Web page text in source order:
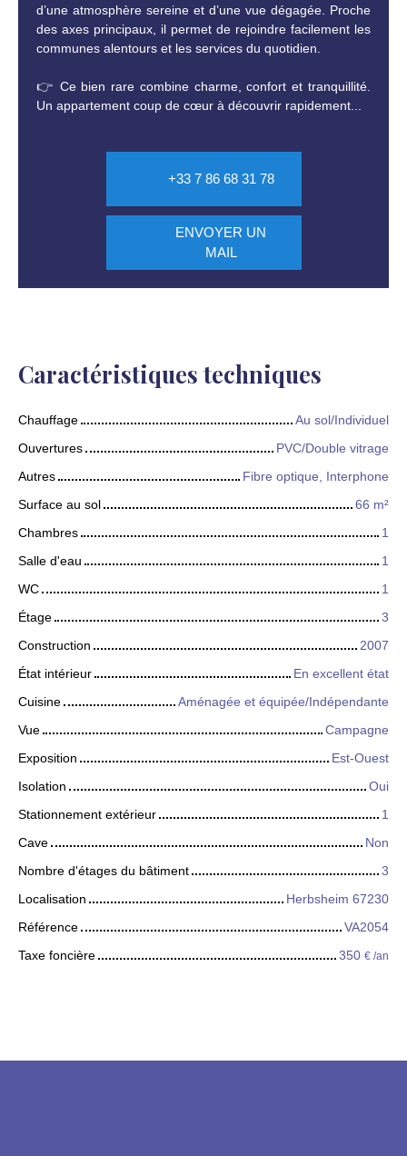
d’une atmosphère sereine et d’une vue dégagée. Proche
des axes principaux, il permet de rejoindre facilement les
communes alentours et les services du quotidien.
👉 Ce bien rare combine charme, confort et tranquillité.
Un appartement coup de cœur à découvrir rapidement...
+33 7 86 68 31 78
ENVOYER UN
MAIL
Caractéristiques techniques
Chauffage
Au sol/Individuel
Ouvertures
PVC/Double vitrage
Autres
Fibre optique, Interphone
Surface au sol
66 m²
Chambres
1
Salle d'eau
1
WC
1
Étage
3
Construction
2007
État intérieur
En excellent état
Cuisine
Aménagée et équipée/Indépendante
Vue
Campagne
Exposition
Est-Ouest
Isolation
Oui
Stationnement extérieur
1
Cave
Non
Nombre d'étages du bâtiment
3
Localisation
Herbsheim 67230
Référence
VA2054
Taxe foncière
350 € /an